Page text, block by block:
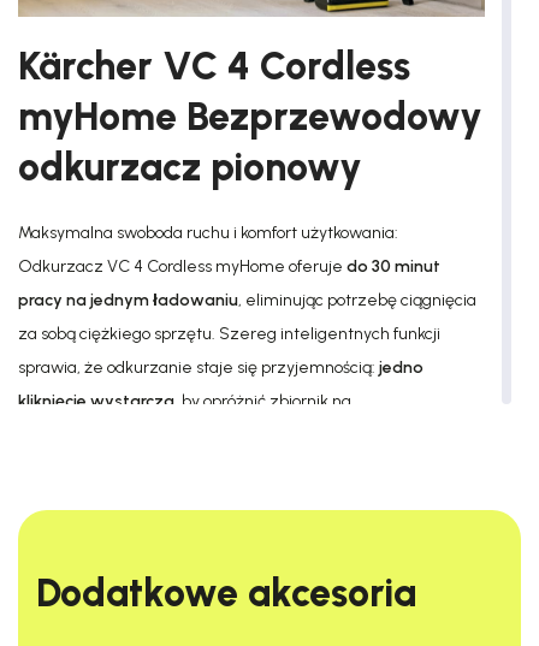
Kärcher VC 4 Cordless
myHome Bezprzewodowy
odkurzacz pionowy
Maksymalna swoboda ruchu i komfort użytkowania:
Odkurzacz VC 4 Cordless myHome oferuje do 30 minut
pracy na jednym ładowaniu, eliminując potrzebę ciągnięcia
za sobą ciężkiego sprzętu. Szereg inteligentnych funkcji
sprawia, że odkurzanie staje się przyjemnością: jedno
kliknięcie wystarcza , by opróżnić zbiornik na
zarówno z twardych podłóg, jak i dywanów. Dodatkowo,
trzymania przycisku włącznika. Dzięki przemyślanej
Dodatkowe akcesoria​